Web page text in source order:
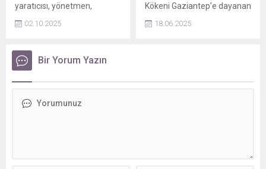
yaratıcısı, yönetmen,
Fazıl Coşkun, 36. Ankara
Metraj Film Yarışması’nda
jüri başkanlığını yürütecek.
02.10.2025
Kökeni Gaziantep’e dayanan
mutfağının zengin tatları
18.06.2025
Bir Yorum Yazın